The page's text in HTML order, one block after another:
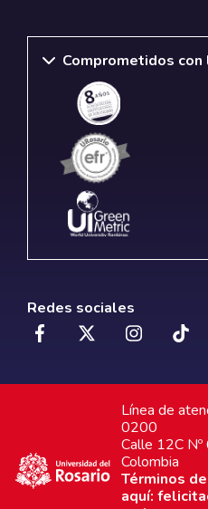
Comprometidos con
Redes sociales
Línea de
0200
Calle 12C
Colombia
Términos
aquí: